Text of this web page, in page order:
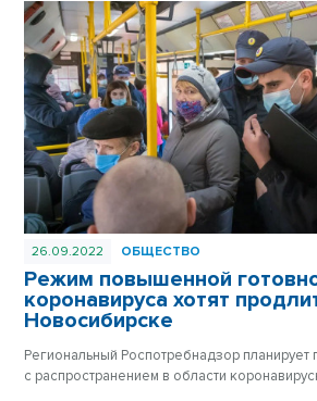
инфекций и коронавируса.
26.09.2022 ОБЩЕСТВО
Режим повышенной
коронавируса хотят
Новосибирске
Региональный Роспотребнадзор планирует
с распространением в области